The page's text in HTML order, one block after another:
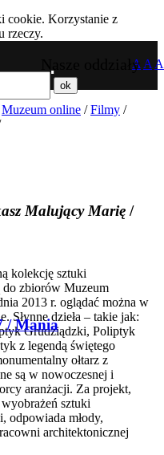
cookie. Korzystanie z
rzeczy.
Nasze oddziały
/ Mania
A A A
Muzeum online /Filmy /
Malujący Marię /
kolekcję sztuki
do zbiorów Muzeum
2013 r. oglądać można w
Słynne dzieła – takie jak:
Grudziądzki, Poliptyk
z legendą świętego
ołtarz z
są w nowoczesnej i
aranżacji. Za projekt,
sztuki
odpowiada młody,
architektonicznej